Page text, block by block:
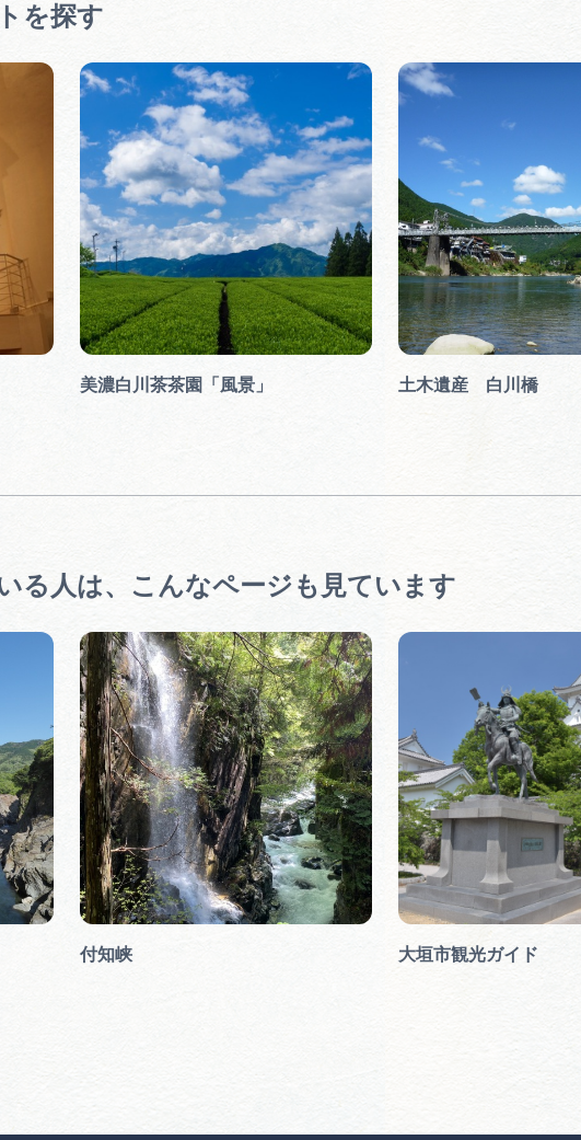
を探す
美濃白川茶茶園「風景」 土木遺産 白川橋
る人は、 こんなページも見ています
付知峡 大垣市観光ガイド